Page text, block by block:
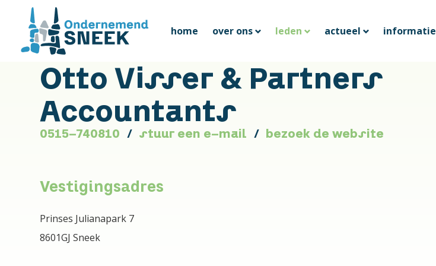
home over ons leden actueel informatie
Otto Visser & Partners
Accountants
0515-740810 stuur een e-mail bezoek de website
Vestigingsadres
Prinses Julianapark 7
8601GJ Sneek